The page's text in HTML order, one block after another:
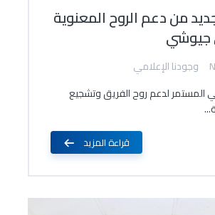
من دعم الروح المعنوية
وجودنا الإعلامي
المستمر لدعم روح الفريق وتشجيع
قراءة المزيد